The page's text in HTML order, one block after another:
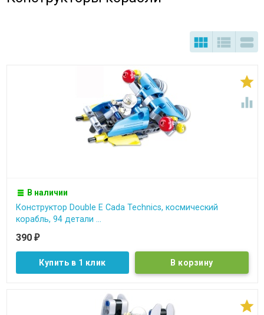
  


В наличии
Конструктор Double E Cada Technics, космический
корабль, 94 детали ...
390 ₽
Купить в 1 клик
